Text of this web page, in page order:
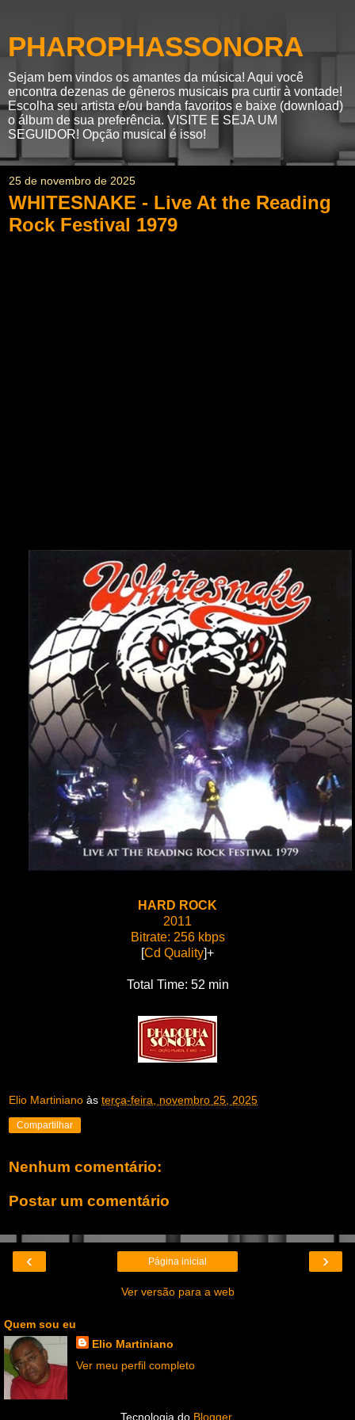
PHAROPHASSONORA
Sejam bem vindos os amantes da música! Aqui você
encontra dezenas de gêneros musicais pra curtir à vontade!
Escolha seu artista e/ou banda favoritos e baixe (download)
o álbum de sua preferência. VISITE E SEJA UM
SEGUIDOR! Opção musical é isso!
25 de novembro de 2025
WHITESNAKE - Live At the Reading
Rock Festival 1979
HARD ROCK
2011
Bitrate: 256 kbps
[Cd Quality]+
Total Time: 52 min
Elio Martiniano às terça-feira, novembro 25, 2025
Compartilhar
Nenhum comentário:
Postar um comentário
‹ ›
Página inicial
Ver versão para a web
Quem sou eu
Elio Martiniano
Ver meu perfil completo
Tecnologia do Blogger.